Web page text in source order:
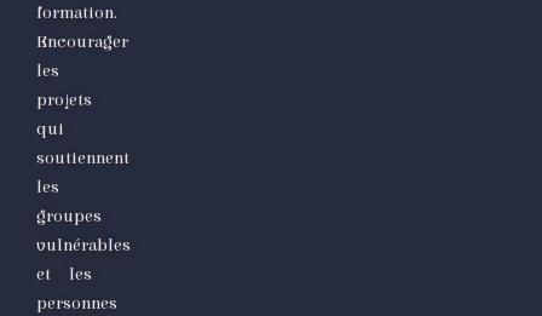
formation.
Encourager
les
projets
qui
soutiennent
les
groupes
vulnérables
et les
personnes